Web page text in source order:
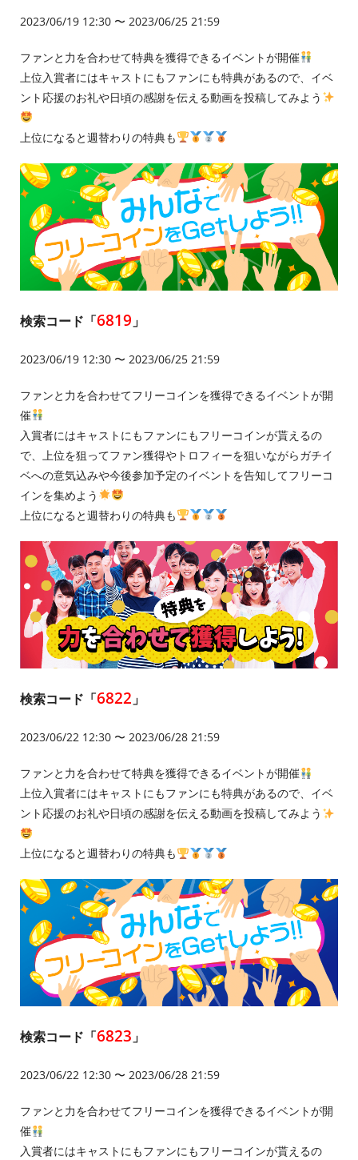
2023/06/19 12:30 〜 2023/06/25 21:59
ファンと力を合わせて特典を獲得できるイベントが開催
上位入賞者にはキャストにもファンにも特典があるので、イベ
ント応援のお礼や日頃の感謝を伝える動画を投稿してみよう
上位になると週替わりの特典も
検索コード「6819 」
2023/06/19 12:30 〜 2023/06/25 21:59
ファンと力を合わせてフリーコインを獲得できるイベントが開
催
入賞者にはキャストにもファンにもフリーコインが貰えるの
で、上位を狙ってファン獲得やトロフィーを狙いながらガチイ
ベへの意気込みや今後参加予定のイベントを告知してフリーコ
インを集めよう
上位になると週替わりの特典も
検索コード「6822 」
2023/06/22 12:30 〜 2023/06/28 21:59
ファンと力を合わせて特典を獲得できるイベントが開催
上位入賞者にはキャストにもファンにも特典があるので、イベ
ント応援のお礼や日頃の感謝を伝える動画を投稿してみよう
上位になると週替わりの特典も
検索コード「6823 」
2023/06/22 12:30 〜 2023/06/28 21:59
ファンと力を合わせてフリーコインを獲得できるイベントが開
催
入賞者にはキャストにもファンにもフリーコインが貰えるの